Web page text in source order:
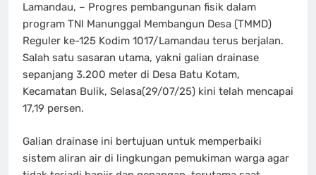
Lamandau, – Progres pembangunan fisik dalam
program TNI Manunggal Membangun Desa (TMMD)
Reguler ke-125 Kodim 1017/Lamandau terus berjalan.
Salah satu sasaran utama, yakni galian drainase
sepanjang 3.200 meter di Desa Batu Kotam,
Kecamatan Bulik, Selasa(29/07/25) kini telah mencapai
17,19 persen.
Galian drainase ini bertujuan untuk memperbaiki
sistem aliran air di lingkungan pemukiman warga agar